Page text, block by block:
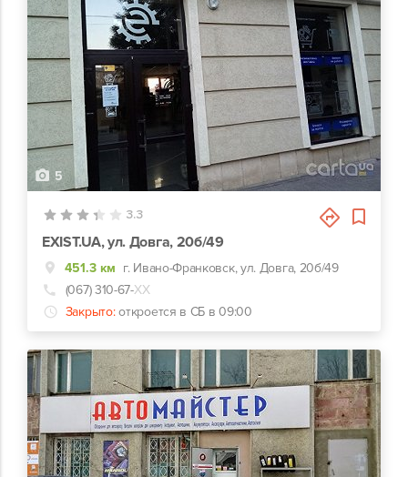
5
3.3
EXIST.UA, ул. Довга, 20б/49
451.3 км г. Ивано-Франковск, ул. Довга, 20б/49
(067) 310-67-ХХ
Закрыто: откроется в СБ в 09:00